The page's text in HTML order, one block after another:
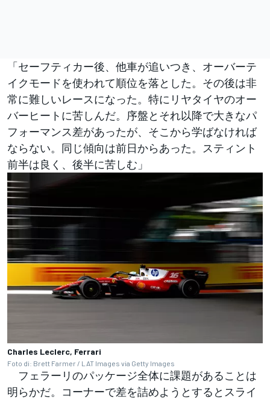
「セーフティカー後、他車が追いつき、オーバーテ
イクモードを使われて順位を落とした。その後は非
常に難しいレースになった。特にリヤタイヤのオー
バーヒートに苦しんだ。序盤とそれ以降で大きなパ
フォーマンス差があったが、そこから学ばなければ
ならない。同じ傾向は前日からあった。スティント
前半は良く、後半に苦しむ」
Charles Leclerc, Ferrari
Foto di: Brett Farmer / LAT Images via Getty Images
フェラーリのパッケージ全体に課題があることは
明らかだ。コーナーで差を詰めようとするとスライ